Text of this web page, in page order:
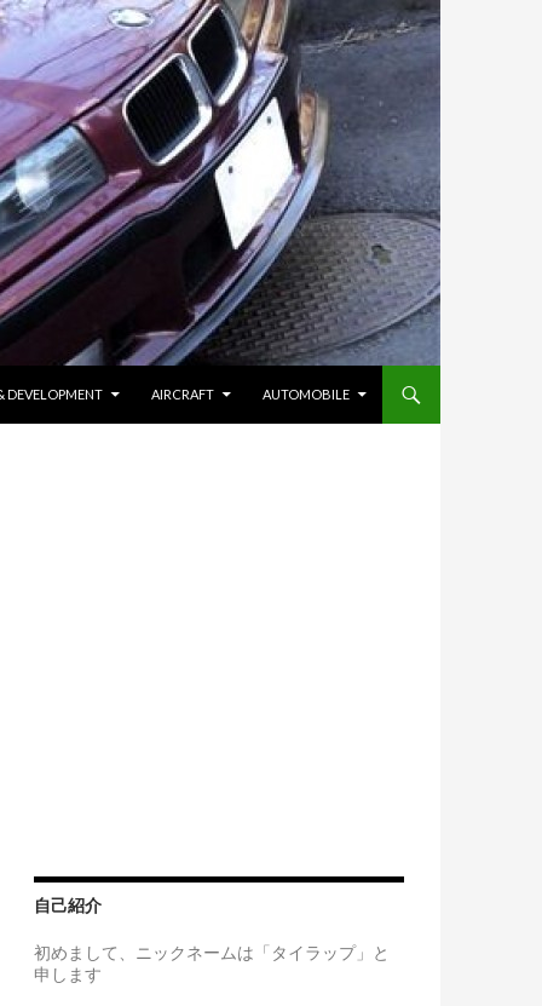
DEVELOPMENT AIRCRAFT AUTOMOBILE
自己紹介
初めまして、ニックネームは「タイラップ」と
申します